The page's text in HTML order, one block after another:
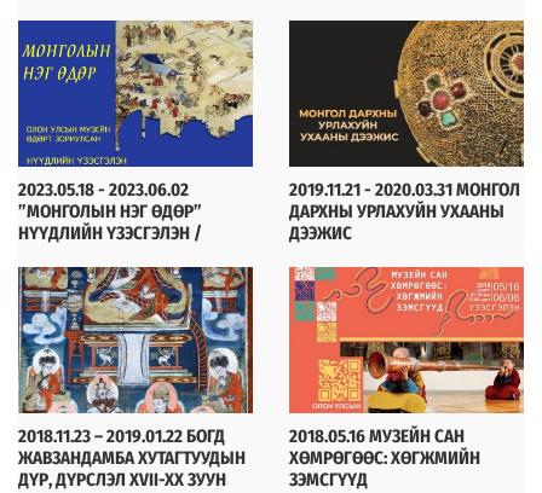
2023.05.18 - 2023.06.02
”МОНГОЛЫН НЭГ ӨДӨР”
НҮҮДЛИЙН ҮЗЭСГЭЛЭН /
2019.11.21 - 2020.03.31 МОНГОЛ
ДАРХНЫ УРЛАХУЙН УХААНЫ
ДЭЭЖИС
2018.11.23 – 2019.01.22 БОГД
ЖАВЗАНДАМБА ХУТАГТУУДЫН
ДҮР, ДҮРСЛЭЛ XVII-XX ЗУУН
2018.05.16 МУЗЕЙН САН
ХӨМРӨГӨӨС: ХӨГЖМИЙН
ЗЭМСГҮҮД